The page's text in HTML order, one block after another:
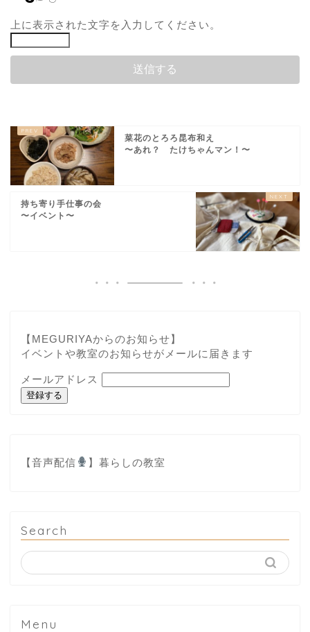
上に表示された文字を入力してください。
菜花のとろろ昆布和え
〜あれ？ たけちゃんマン！〜
持ち寄り手仕事の会
〜イベント〜
【MEGURIYAからのお知らせ】
イベントや教室のお知らせがメールに届きます
メールアドレス
登録する
【音声配信 】暮らしの教室
Search
Menu